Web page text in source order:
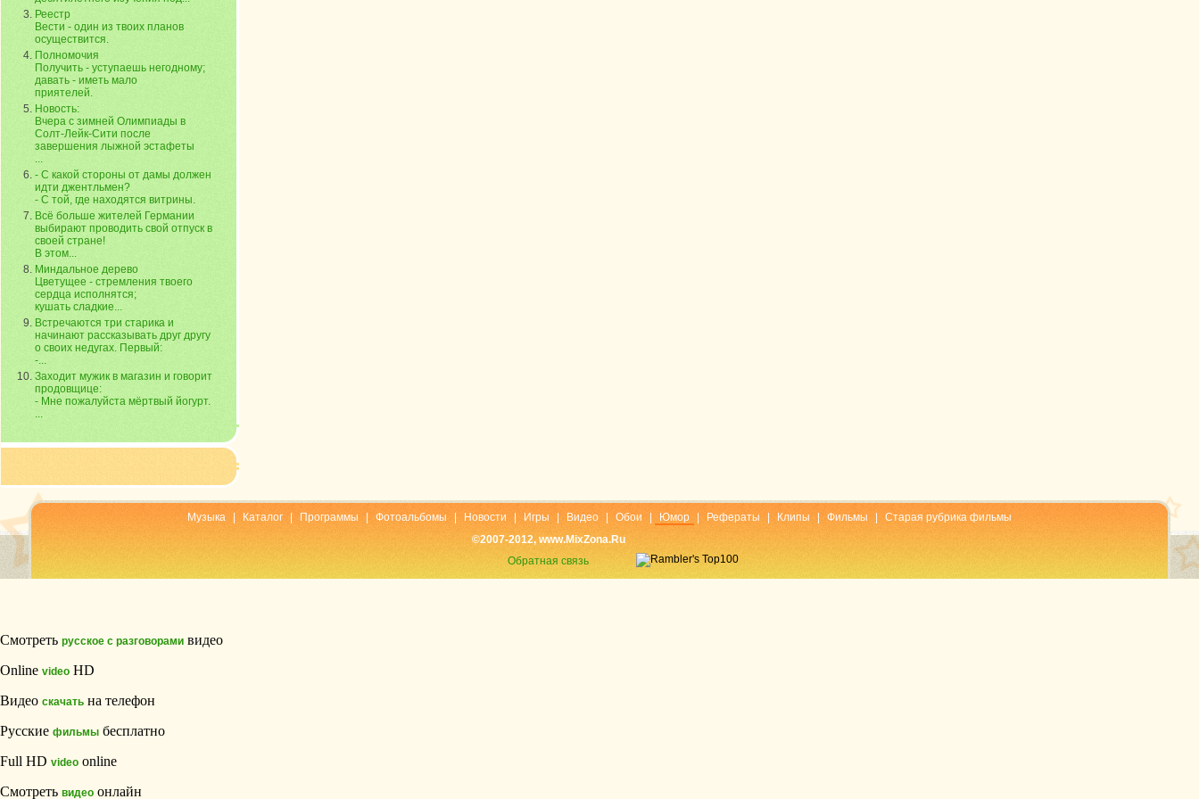
Реестр
Вести - один из твоих планов
осуществится.
Полномочия
Получить - уступаешь негодному;
давать - иметь мало
приятелей.
Новость:
Вчера с зимней Олимпиады в
Солт-Лейк-Сити после
завершения лыжной эстафеты
...
- С какой стороны от дамы должен
идти джентльмен?
- С той, где находятся витрины.
Всё больше жителей Германии
выбирают проводить свой отпуск в
своей стране!
В этом...
Миндальное дерево
Цветущее - стремления твоего
сердца исполнятся;
кушать сладкие...
Встречаются три старика и
начинают рассказывать друг другу
о своих недугах. Первый:
-...
Заходит мужик в магазин и говорит
продовщице:
- Мне пожалуйста мёртвый йогурт.
...
Музыка Каталог Программы Фотоальбомы Новости Игры Видео Обои Юмор Рефераты Клипы Фильмы
Старая рубрика фильмы
©2007-2012, www.MixZona.Ru
Обратная связь
Смотреть русское с разговорами видео
Online video HD
Видео скачать на телефон
Русские фильмы бесплатно
Full HD video online
Смотреть видео онлайн